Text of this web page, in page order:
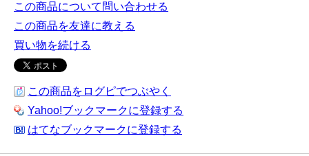
この商品について問い合わせる
この商品を友達に教える
買い物を続ける
この商品をログピでつぶやく
Yahoo!ブックマークに登録する
はてなブックマークに登録する